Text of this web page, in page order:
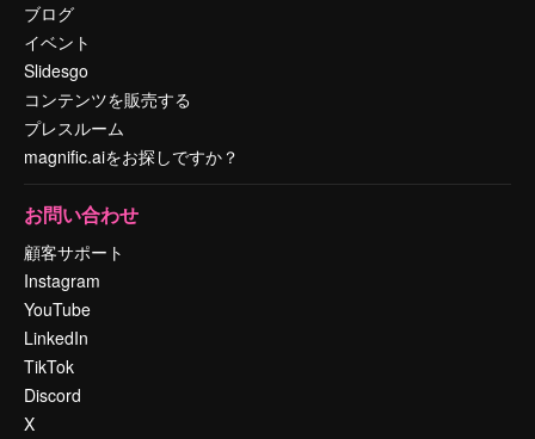
ブログ
イベント
Slidesgo
コンテンツを販売する
プレスルーム
magnific.aiをお探しですか？
お問い合わせ
顧客サポート
Instagram
YouTube
LinkedIn
TikTok
Discord
X